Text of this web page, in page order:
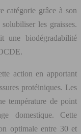
catégorie grâce à son
les graisses.
une biodégradabilité
action en apportant
protéiniques. Les
température de point
domestique. Cette
optimale entre 30 et